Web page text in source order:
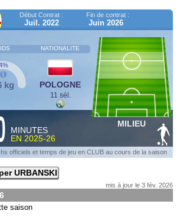
Début Contrat :
Juil. 2022
Fin de contrat :
Juin 2026
NATIONALITE
kg POLOGNE
11 sél.
MINUTES
EN 2025-26
MILIEU
officiels et temps de jeu en CLUB au cours de la saison
URBANSKI
mis à jour le 3 fév. 2026
saison